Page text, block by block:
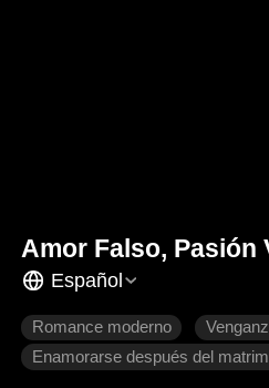
Amor Falso, Pasión
Español
Romance moderno
Enamorarse después del